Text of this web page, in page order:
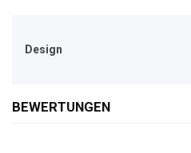
Design
BEWERTUNGEN